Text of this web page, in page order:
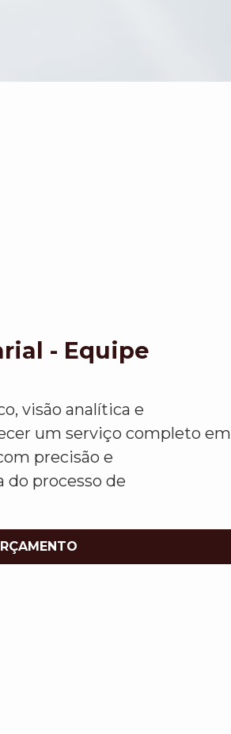
- Equipe
visão analítica e
um serviço completo em
precisão e
do processo de